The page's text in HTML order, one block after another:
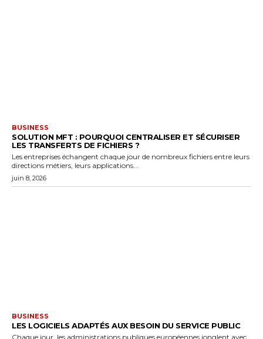
BUSINESS
SOLUTION MFT : POURQUOI CENTRALISER ET SÉCURISER
LES TRANSFERTS DE FICHIERS ?
Les entreprises échangent chaque jour de nombreux fichiers entre leurs
directions métiers, leurs applications...
juin 8, 2026
BUSINESS
LES LOGICIELS ADAPTÉS AUX BESOIN DU SERVICE PUBLIC
Chaque jour, les administrations publiques européennes jonglent avec